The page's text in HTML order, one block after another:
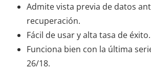
Admite vista previa de datos
recuperación.
Fácil de usar y alta tasa de éxito.
Funciona bien con la última
26/18.